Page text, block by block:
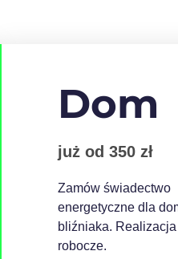
Dom
już od 350 zł
Zamów świadectwo
energetyczne dla
bliźniaka.
robocze.